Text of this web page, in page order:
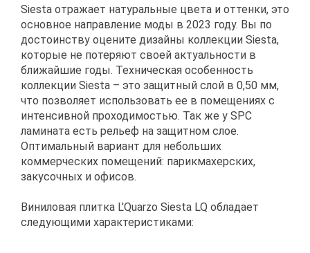
Siesta отражает натуральные цвета и оттенки, это
основное направление моды в 2023 году. Вы по
достоинству оцените дизайны коллекции Siesta,
которые не потеряют своей актуальности в
ближайшие годы. Техническая особенность
коллекции Siesta – это защитный слой в 0,50 мм,
что позволяет использовать ее в помещениях с
интенсивной проходимостью. Так же у SPC
ламината есть рельеф на защитном слое.
Оптимальный вариант для небольших
коммерческих помещений: парикмахерских,
закусочных и офисов.
Виниловая плитка L'Quarzo Siesta LQ обладает
следующими характеристиками: